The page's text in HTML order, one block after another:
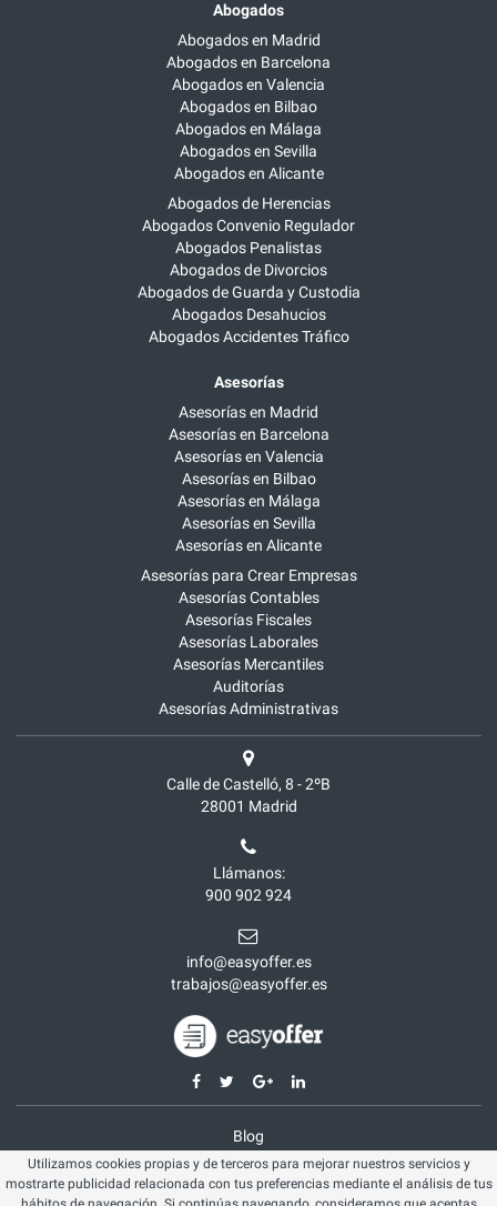
Abogados
Abogados en Madrid
Abogados en Barcelona
Abogados en Valencia
Abogados en Bilbao
Abogados en Málaga
Abogados en Sevilla
Abogados en Alicante
Abogados de Herencias
Abogados Convenio Regulador
Abogados Penalistas
Abogados de Divorcios
Abogados de Guarda y Custodia
Abogados Desahucios
Abogados Accidentes Tráfico
Asesorías
Asesorías en Madrid
Asesorías en Barcelona
Asesorías en Valencia
Asesorías en Bilbao
Asesorías en Málaga
Asesorías en Sevilla
Asesorías en Alicante
Asesorías para Crear Empresas
Asesorías Contables
Asesorías Fiscales
Asesorías Laborales
Asesorías Mercantiles
Auditorías
Asesorías Administrativas
Calle de Castelló, 8 - 2ºB
28001 Madrid
Llámanos:
900 902 924
info@easyoffer.es
trabajos@easyoffer.es
Blog
Opiniones
Aviso legal
Utilizamos cookies propias y de terceros para mejorar nuestros servicios y
mostrarte publicidad relacionada con tus preferencias mediante el análisis de tus